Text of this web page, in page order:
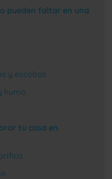
pueden faltar en una
y escobas
humo
tu casa en